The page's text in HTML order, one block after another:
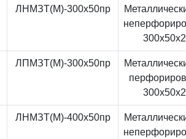
ЛНМЗТ(М)-300x50пр
ЛПМЗТ(М)-300x50пр
ЛНМЗТ(М)-400x50пр